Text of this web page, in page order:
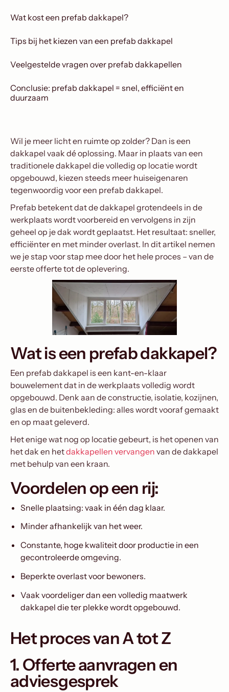
Wil je meer licht en ruimte op zolder? Dan is een
dakkapel vaak dé oplossing. Maar in plaats van een
traditionele dakkapel die volledig op locatie wordt
opgebouwd, kiezen steeds meer huiseigenaren
tegenwoordig voor een prefab dakkapel.
Prefab betekent dat de dakkapel grotendeels in de
werkplaats wordt voorbereid en vervolgens in zijn
geheel op je dak wordt geplaatst. Het resultaat: sneller,
efficiënter en met minder overlast. In dit artikel nemen
we je stap voor stap mee door het hele proces – van de
eerste offerte tot de oplevering.
Wat is een prefab dakkapel?
Een prefab dakkapel is een kant-en-klaar
bouwelement dat in de werkplaats volledig wordt
opgebouwd. Denk aan de constructie, isolatie, kozijnen,
glas en de buitenbekleding: alles wordt vooraf gemaakt
en op maat geleverd.
Het enige wat nog op locatie gebeurt, is het openen van
het dak en hetdakkapellen vervangen van de dakkapel
met behulp van een kraan.
Voordelen op een rij:
Snelle plaatsing: vaak in één dag klaar.
Minder afhankelijk van het weer.
Constante, hoge kwaliteit door productie in een
gecontroleerde omgeving.
Beperkte overlast voor bewoners.
Vaak voordeliger dan een volledig maatwerk
dakkapel die ter plekke wordt opgebouwd.
Het proces van A tot Z
1. Offerte aanvragen en
adviesgesprek
Wat kost een prefab dakkapel?
Tips bij het kiezen van een prefab dakkapel
Veelgestelde vragen over prefab dakkapellen
Conclusie: prefab dakkapel = snel, efficiënt en
duurzaam